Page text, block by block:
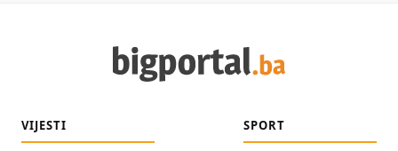
VIJESTI SPORT